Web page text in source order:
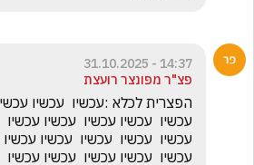
14:37 - 31.10.2025
פצ"ר מפונצר רועצת